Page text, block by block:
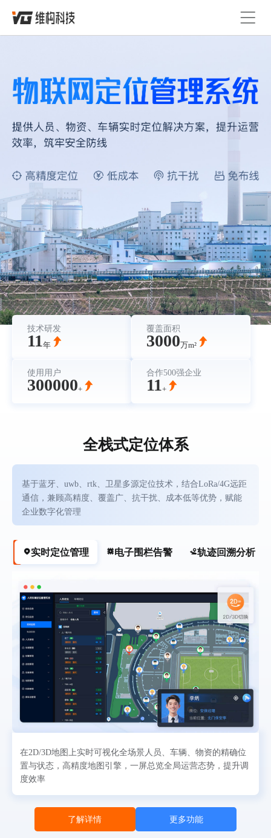
产品服务
精选案例
关于维构
精准融合定位
定位平台
人员定位系统
蓝牙信标
Lora基站
人员定位卡
定位安全帽
技术研发
11年
覆盖面积
3000万m²
使用用户
300000+
合作500强企业
11+
全栈式定位体系
基于蓝牙、uwb、rtk、卫星多源定位技术，结合LoRa/4G远距
通信，兼顾高精度、覆盖广、抗干扰、成本低等优势，赋能
企业数字化管理
实时定位管理 电子围栏告警 轨迹回溯分析
在2D/3D地图上实时可视化全场景人员、车辆、物资的精确位
置与状态，高精度地图引擎，一屏总览全局运营态势，提升调
度效率
了解详情 更多功能